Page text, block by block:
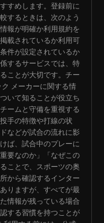
すめします。登録前に
するときは、次のよう
報が明確か利用規約を
載されているか利用可
件が設定されているか
するサービスでは、特
ことが大切です。チー
メーカーに関する情
いて知ることが役立ち
ームと守備を重視する
手の特徴や打線の状
などが試合の流れに影
ば、試合中のプレーに
要なのか」「なぜこの
ことで、スポーツの奥
から確認するインター
りますが、すべてが最
情報が残っている場合
する習慣を持つことが